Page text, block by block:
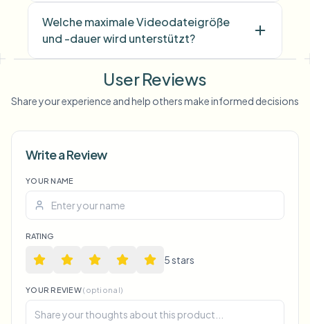
Welche maximale Videodateigröße
und -dauer wird unterstützt?
Voice Anon
User Reviews
Share your experience and help others make informed decisions
Write a Review
YOUR NAME
RATING
5stars
YOUR REVIEW(optional)